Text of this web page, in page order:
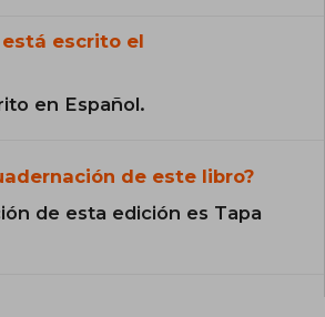
está escrito el
en Español.
de este libro?
de esta edición es Tapa